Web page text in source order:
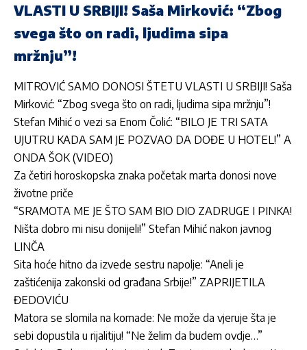
VLASTI U SRBIJI! Saša Mirković: “Zbog
svega što on radi, ljudima sipa
mržnju”!
MITROVIĆ SAMO DONOSI ŠTETU VLASTI U SRBIJI! Saša
Mirković: “Zbog svega što on radi, ljudima sipa mržnju”!
Stefan Mihić o vezi sa Enom Čolić: “BILO JE TRI SATA
UJUTRU KADA SAM JE POZVAO DA DOĐE U HOTEL!” A
ONDA ŠOK (VIDEO)
Za četiri horoskopska znaka početak marta donosi nove
životne priče
“SRAMOTA ME JE ŠTO SAM BIO DIO ZADRUGE I PINKA!
Ništa dobro mi nisu donijeli!” Stefan Mihić nakon javnog
LINČA
Sita hoće hitno da izvede sestru napolje: “Aneli je
zaštićenija zakonski od građana Srbije!” ZAPRIJETILA
ĐEDOVIĆU
Matora se slomila na komade: Ne može da vjeruje šta je
sebi dopustila u rijalitiju! “Ne želim da budem ovdje…”